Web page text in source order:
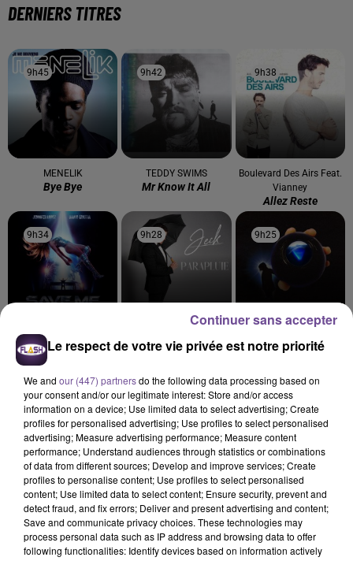
DERNIERS TITRES
9h45
9h45
MENELIK
Bye Bye
9h42
9h42
TEDDY SWIMS
Mr Know It All
9h38
9h38
Boulevard Des Airs Feat.
Vianney
Allez Reste
9h34
9h34
JENNIFER LOPEZ
Save Me Tonight
9h28
9h28
Parapluie
9h25
9h25
End Of Beginning
Cet élément est masqué compte-tenu du refus du
dépôt de cookies que vous avez exprimé. Si vous
souhaitez l'afficher, merci de nous donner votre accord
en cliquant sur le bouton ci-dessous.
Afficher l'élément
Le respect de votre vie privée est notre priorité
We and our (447) partnersdo the following data processing based on
your consent and/or our legitimate interest: Store and/or access
information on a device; Use limited data to select advertising; Create
profiles for personalised advertising; Use profiles to select personalised
advertising; Measure advertising performance; Measure content
performance; Understand audiences through statistics or combinations
of data from different sources; Develop and improve services; Create
profiles to personalise content; Use profiles to select personalised
content; Use limited data to select content; Ensure security, prevent and
detect fraud, and fix errors; Deliver and present advertising and content;
Save and communicate privacy choices. These technologies may
process personal data such as IP address and browsing data to offer
following functionalities: Identify devices based on information actively
Continuer sans accepter